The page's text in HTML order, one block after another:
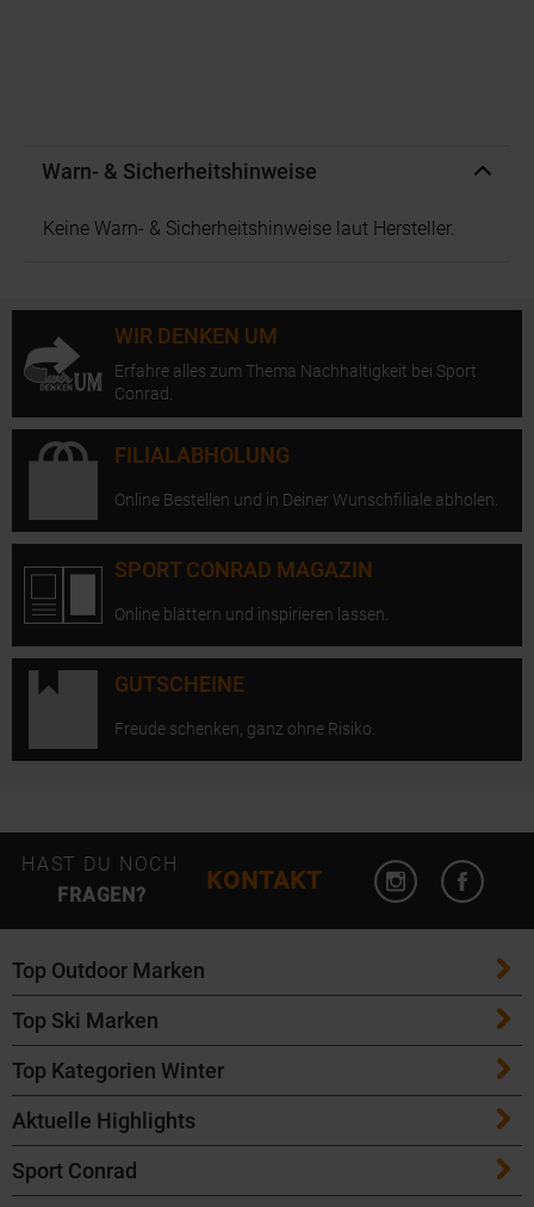
Warn- & Sicherheitshinweise
Keine Warn- & Sicherheitshinweise laut Hersteller.
WIR DENKEN UM
Erfahre alles zum Thema Nachhaltigkeit bei Sport
Conrad.
FILIALABHOLUNG
Online Bestellen und in Deiner Wunschfiliale abholen.
SPORT CONRAD MAGAZIN
Online blättern und inspirieren lassen.
GUTSCHEINE
Freude schenken, ganz ohne Risiko.
HAST DU NOCH
FRAGEN?
KONTAKT
Instagram
Top Outdoor Marken
Patagonia
Maloja
Salomon
Icebreaker
Top Ski Marken
ATK Bindungen
K2 Ski
Völkl Ski
Top Kategorien Winter
Ski
Skitouren Ski
Aktuelle Highlights
Maloja Fahrradbekleidung
Sport Conrad